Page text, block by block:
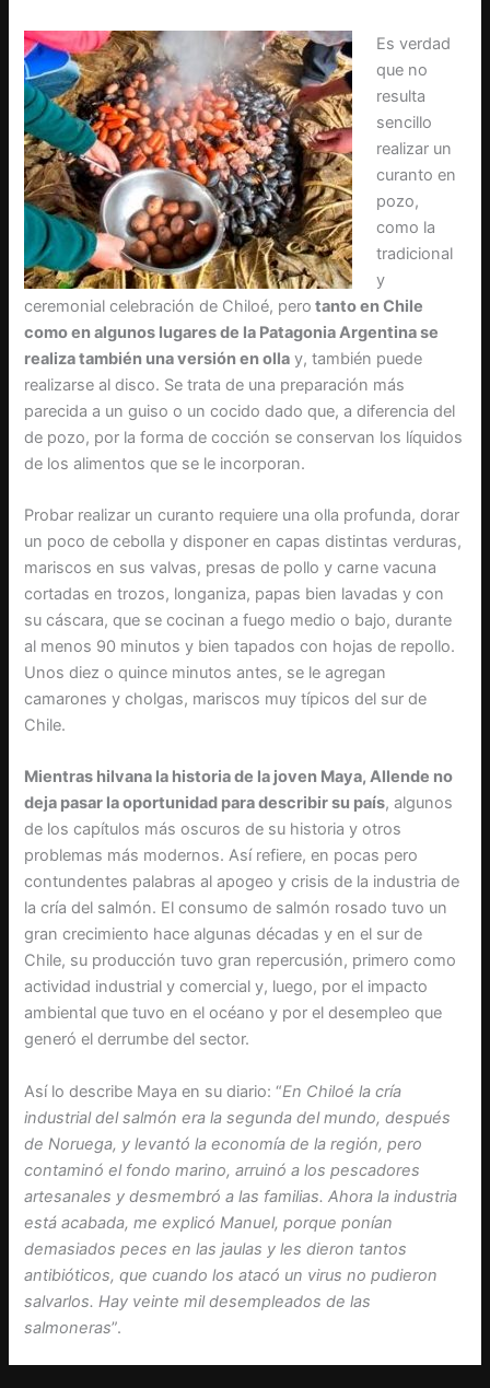
Es verdad
que no
resulta
sencillo
realizar un
curanto en
pozo,
como la
tradicional
y
ceremonial celebración de Chiloé, pero tanto en Chile
como en algunos lugares de la Patagonia Argentina se
realiza también una versión en olla y, también puede
realizarse al disco. Se trata de una preparación más
parecida a un guiso o un cocido dado que, a diferencia del
de pozo, por la forma de cocción se conservan los líquidos
de los alimentos que se le incorporan.
Probar realizar un curanto requiere una olla profunda, dorar
un poco de cebolla y disponer en capas distintas verduras,
mariscos en sus valvas, presas de pollo y carne vacuna
cortadas en trozos, longaniza, papas bien lavadas y con
su cáscara, que se cocinan a fuego medio o bajo, durante
al menos 90 minutos y bien tapados con hojas de repollo.
Unos diez o quince minutos antes, se le agregan
camarones y cholgas, mariscos muy típicos del sur de
Chile.
Mientras hilvana la historia de la joven Maya, Allende no
deja pasar la oportunidad para describir su país, algunos
de los capítulos más oscuros de su historia y otros
problemas más modernos. Así refiere, en pocas pero
contundentes palabras al apogeo y crisis de la industria de
la cría del salmón. El consumo de salmón rosado tuvo un
gran crecimiento hace algunas décadas y en el sur de
Chile, su producción tuvo gran repercusión, primero como
actividad industrial y comercial y, luego, por el impacto
ambiental que tuvo en el océano y por el desempleo que
generó el derrumbe del sector.
Así lo describe Maya en su diario: “En Chiloé la cría
industrial del salmón era la segunda del mundo, después
de Noruega, y levantó la economía de la región, pero
contaminó el fondo marino, arruinó a los pescadores
artesanales y desmembró a las familias. Ahora la industria
está acabada, me explicó Manuel, porque ponían
demasiados peces en las jaulas y les dieron tantos
antibióticos, que cuando los atacó un virus no pudieron
salvarlos. Hay veinte mil desempleados de las
salmoneras”.